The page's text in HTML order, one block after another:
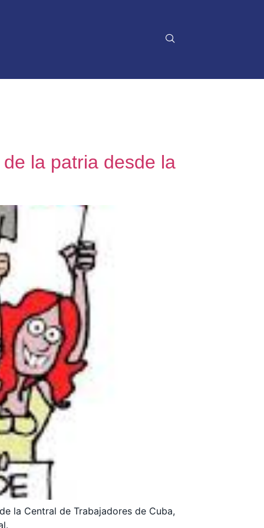
la patria desde la
la Central de Trabajadores de Cuba,